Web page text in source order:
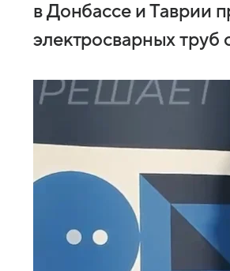
в Донбассе и Таврии
электросварных труб